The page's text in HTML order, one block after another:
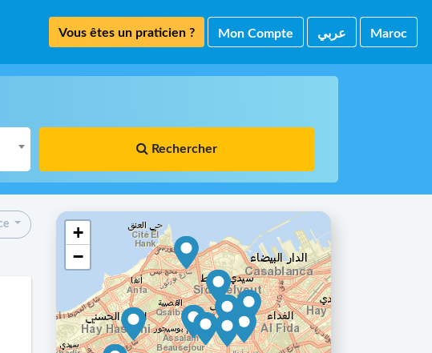
Vous êtes un praticien ? Mon Compte ﻋﺮﺑﻲ Maroc
Rechercher
+
−